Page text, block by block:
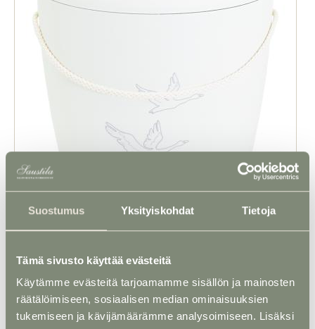
Suostumus Yksityiskohdat Tietoja
Tämä sivusto käyttää evästeitä
Käytämme evästeitä tarjoamamme sisällön ja mainosten
räätälöimiseen, sosiaalisen median ominaisuuksien
tukemiseen ja kävijämäärämme analysoimiseen. Lisäksi
Uurna 4 - Viti-uurna Joutsenet